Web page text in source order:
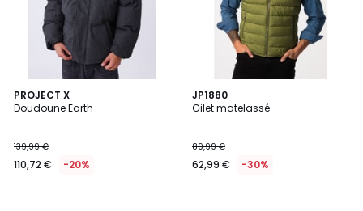
PROJECT X
Doudoune Earth
139,99 €
110,72 € -20%
JP1880
Gilet matelassé
89,99 €
62,99 € -30%